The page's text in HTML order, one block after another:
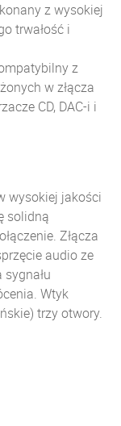
z wysokiej
trwałość i
z
w złącza
CD, DAC-i i
wysokiej jakości
solidną
Złącza
audio ze
Wtyk
trzy otwory.